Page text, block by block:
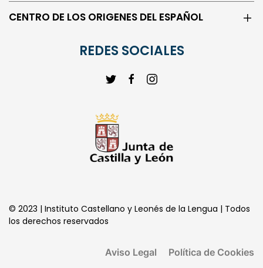
CENTRO DE LOS ORIGENES DEL ESPAÑOL
REDES SOCIALES
© 2023 | Instituto Castellano y Leonés de la Lengua | Todos
los derechos reservados
Aviso Legal
Política de Cookies